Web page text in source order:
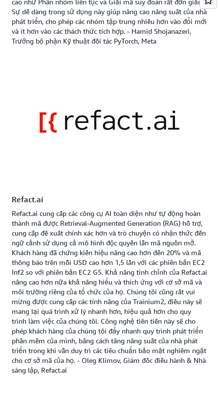
Sự dễ dàng trong sử dụng này giúp nâng cao năng suất của nhà
phát triển, cho phép các nhóm tập trung nhiều hơn vào đổi mới
và ít hơn vào các thách thức tích hợp. - Hamid Shojanazeri,
Trưởng bộ phận Kỹ thuật đối tác PyTorch, Meta
Refact.ai
Refact.ai cung cấp các công cụ AI toàn diện như tự động hoàn
thành mã được Retrieval-Augmented Generation (RAG) hỗ trợ,
cung cấp đề xuất chính xác hơn và trò chuyện có nhận thức đến
ngữ cảnh sử dụng cả mô hình độc quyền lẫn mã nguồn mở.
Khách hàng đã chứng kiến hiệu năng cao hơn đến 20% và mã
thông báo trên mỗi USD cao hơn 1,5 lần với các phiên bản EC2
Inf2 so với phiên bản EC2 G5. Khả năng tinh chỉnh của Refact.ai
nâng cao hơn nữa khả năng hiểu và thích ứng với cơ sở mã và
môi trường riêng của tổ chức của họ. Chúng tôi cũng rất vui
mừng được cung cấp các tính năng của Trainium2, điều này sẽ
mang lại quá trình xử lý nhanh hơn, hiệu quả hơn cho quy
trình làm việc của chúng tôi. Công nghệ tiên tiến này sẽ cho
phép khách hàng của chúng tôi đẩy nhanh quy trình phát triển
phần mềm của mình, bằng cách tăng năng suất của nhà phát
triển trong khi vẫn duy trì các tiêu chuẩn bảo mật nghiêm ngặt
cho cơ sở mã của họ. - Oleg Klimov, Giám đốc điều hành & Nhà
sáng lập, Refact.ai